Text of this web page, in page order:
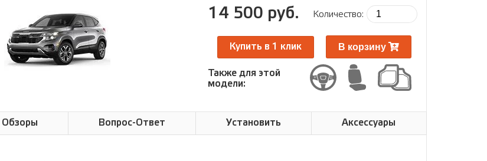
14 500 руб. Количество:
Купить в 1 клик В корзину
Также для этой
модели:
Обзоры Вопрос-Ответ Установить Аксессуары